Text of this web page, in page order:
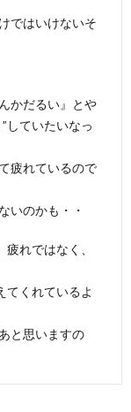
ではいけないそ
かだるい』とや
していたいなっ
疲れているので
いのかも・・
れではなく、
てくれているよ
と思いますの